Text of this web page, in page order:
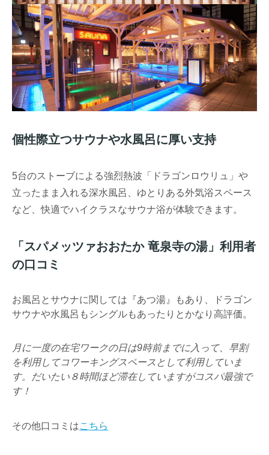
個性際立つサウナや水風呂に厚い支持
5台のストーブによる強烈熱波「ドラゴンロウリュ」や
立ったまま入れる深水風呂、ゆとりある外気浴スペース
など、快適でハイクラスなサウナ浴が体験できます。
「スパメッツァおおたか 竜泉寺の湯」利用者
の口コミ
お風呂とサウナに関しては『あつ湯』もあり、ドラゴン
サウナや水風呂もシングルもあったりとかなり高評価。
月に一度の在宅ワークの日は9時前までに入って、早割
を利用してコワーキングスペースとして利用していま
す。だいたい８時間ほど滞在していますがコスパ最強で
す！
その他口コミはこちら